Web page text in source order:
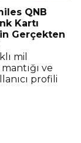
QNB
Kartı
Gerçekten
mil
ve
profili